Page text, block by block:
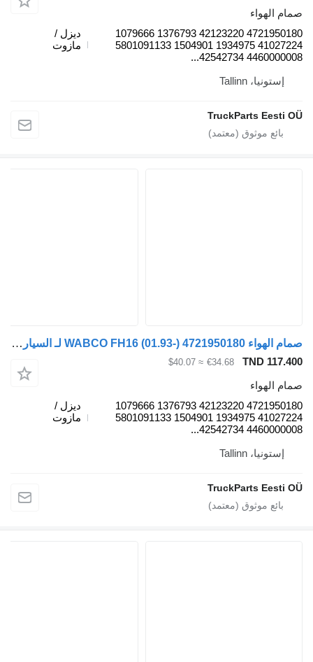
4721950180 42123220 1376793 1079666
41027224 1934975 1504901 5801091133
ديزل /
مازوت
TruckParts
صمام الهواء WABCO FH16 (01.93-) 4721950180 لـ السيارات القاطرة Volvo FH12, FH16, NH12, FH, VNL780 (1993-2014)
TND
€34.68
≈ $40.07
4721950180 42123220 1376793 1079666
41027224 1934975 1504901 5801091133
ديزل /
مازوت
TruckParts